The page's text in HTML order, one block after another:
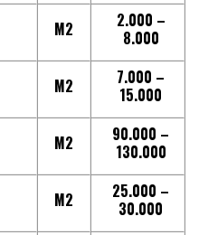
M2
2.000 –
8.000
M2
7.000 –
15.000
M2
90.000 –
130.000
M2
25.000 –
30.000